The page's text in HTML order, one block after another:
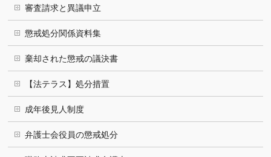
審査請求と異議申立
懲戒処分関係資料集
棄却された懲戒の議決書
【法テラス】処分措置
成年後見人制度
弁護士会役員の懲戒処分